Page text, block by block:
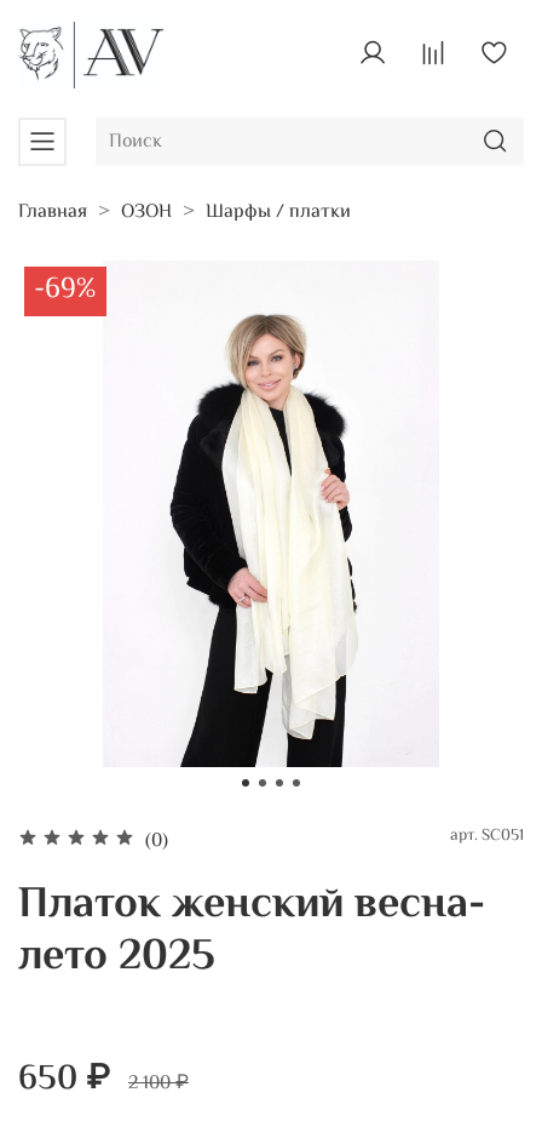
Главная ОЗОН Шарфы / платки
-69%
(0) арт.SC051
Платок женский весна-
лето 2025
650 ₽ 2 100 ₽